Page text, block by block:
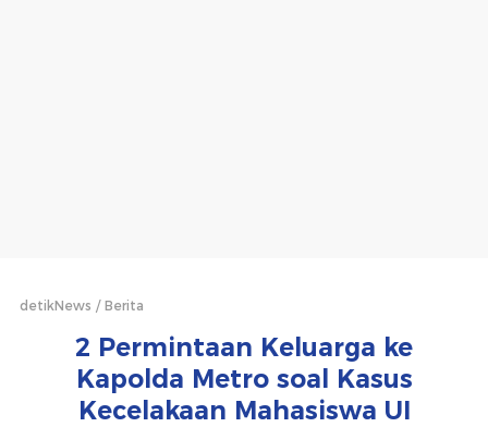
detikNews Berita
2 Permintaan Keluarga ke
Kapolda Metro soal Kasus
Kecelakaan Mahasiswa UI